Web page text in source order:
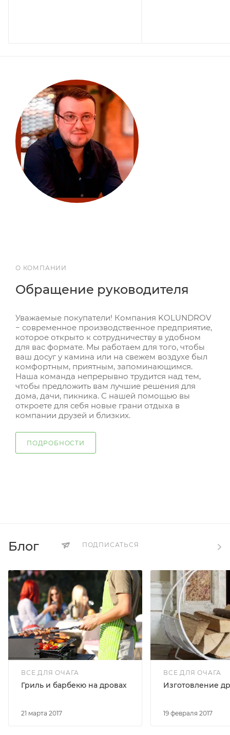
О КОМПАНИИ
Обращение руководителя
Уважаемые покупатели! Компания KOLUNDROV
− современное производственное предприятие,
которое открыто к сотрудничеству в удобном
для вас формате. Мы работаем для того, чтобы
ваш досуг у камина или на свежем воздухе был
комфортным, приятным, запоминающимся.
Наша команда непрерывно трудится над тем,
чтобы предложить вам лучшие решения для
дома, дачи, пикника. С нашей помощью вы
откроете для себя новые грани отдыха в
компании друзей и близких.
ПОДРОБНОСТИ
Блог ПОДПИСАТЬСЯ
ВСЕ ДЛЯ ОЧАГА
21 марта 2017
Гриль и барбекю на дровах
ВСЕ ДЛЯ ОЧАГА
19 февраля 2017
Изготовление